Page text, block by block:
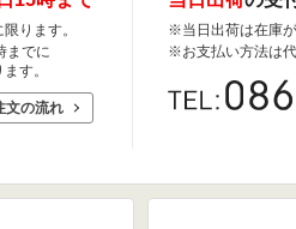
ります。
までに
す。
文の流れ
※当日出荷は在庫が
※お支払い方法は代